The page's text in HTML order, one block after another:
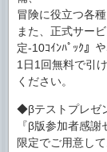
冒険に役立つ各
また、正式サー
定-10ｺｲﾝﾊﾟｯｸ』や
1日1回無料で引
ください。
◆βテストプレゼ
『β版参加者感
限定でご用意し